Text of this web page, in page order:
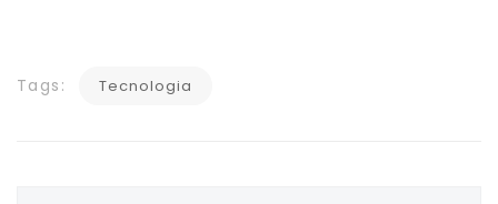
Tags: Tecnologia